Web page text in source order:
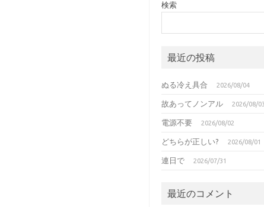
検索
最近の投稿
ぬる冷え具合 2026/08/04
故あってノンアル 2026/08/03
電源不要 2026/08/02
どちらが正しい? 2026/08/01
連日で 2026/07/31
最近のコメント